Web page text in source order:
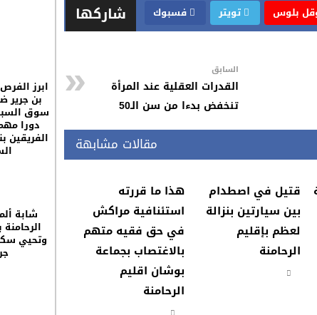
ابرز
بن جرير
سوق
دورا
الفريقين
شابة
وتحيي
شاركها فسبوك تويتر بلوس
السابق
القدرات العقلية عند المرأة
تنخفض بدءا من سن الـ50
مقالات مشابهة
هذا ما قررته
استئنافية مراكش
في حق فقيه متهم
بالاغتصاب بجماعة
بوشان اقليم
الرحامنة
قتيل في اصطدام
بين سيارتين بنزالة
لعظم بإقليم
الرحامنة